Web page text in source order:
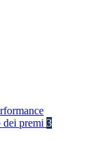
dei premi 3